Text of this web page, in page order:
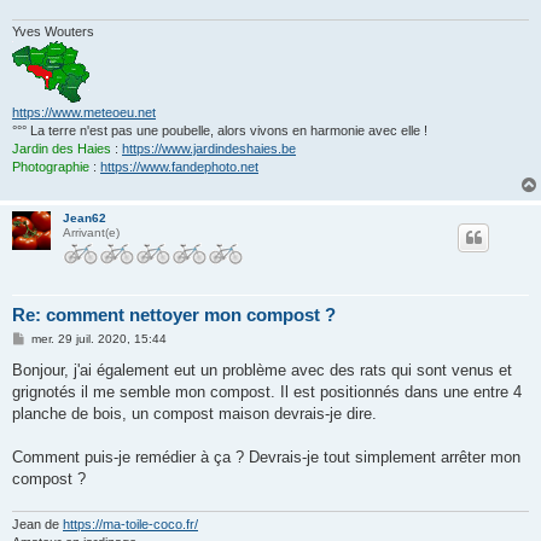
Yves Wouters
https://www.meteoeu.net
°°° La terre n'est pas une poubelle, alors vivons en harmonie avec elle !
Jardin des Haies : https://www.jardindeshaies.be
Photographie : https://www.fandephoto.net
Jean62
Arrivant(e)
Re: comment nettoyer mon compost ?
M
s
a
g
mer. 29 juil. 2020, 15:44
Bonjour, j'ai également eut un problème avec des rats qui sont venus et
grignotés il me semble mon compost. Il est positionnés dans une entre 4
planche de bois, un compost maison devrais-je dire.
Comment puis-je remédier à ça ? Devrais-je tout simplement arrêter mon
compost ?
Jean de https://ma-toile-coco.fr/